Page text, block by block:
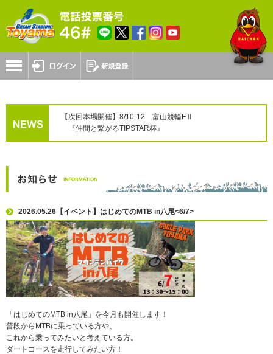
【次回本場開催】8/10-12 富山競輪FⅡ
『仲間と繋がるTIPSTAR杯』
2026.05.26【イベント】はじめてのMTB in八尾<6/7>
「はじめてのMTB in八尾」を今月も開催します！
普段からMTBに乗っている方や、
これから乗ってみたいと考えている方。
ダートコースを走行してみたい方！